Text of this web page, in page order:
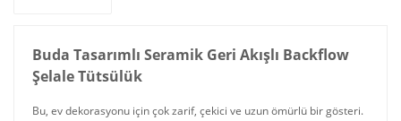
Buda Tasarımlı Seramik Geri Akışlı Backflow
Şelale Tütsülük
Bu, ev dekorasyonu için çok zarif, çekici ve uzun ömürlü bir gösteri.